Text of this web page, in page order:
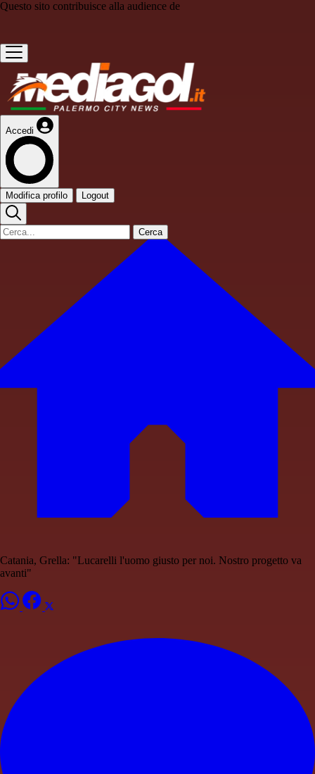
Questo sito contribuisce alla audience de
Accedi
Modifica profilo Logout
Cerca
Catania, Grella: "Lucarelli l'uomo giusto per noi. Nostro progetto va
avanti"